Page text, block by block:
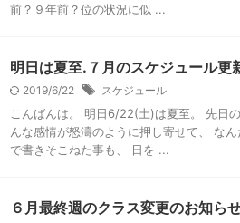
前？９年前？位の状況に似 ...
明日は夏至.７月のスケジュール更
2019/6/22 スケジュール
こんばんは。 明日6/22(土)は夏至。 先日
んな感情が怒濤のように押し寄せて、 な
で書きそこねた事も、 日を ...
６月最終週のクラス変更のお知ら